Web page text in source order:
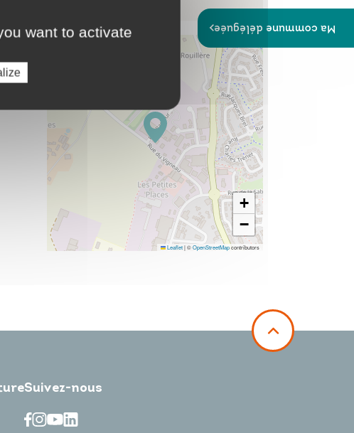
+
−
Leaflet|©OpenStreetMapcontributors
Suivez-nous
Ma commune déléguée
Annuaires
want to activate